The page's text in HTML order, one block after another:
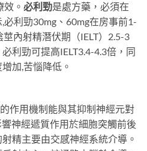
。 必利勁是處方藥，必須在
利勁30mg、60mg在房事前1-
內射精潛伏期（IELT）2.5-3
利勁可提高IELT3.4-4.3倍，同
加,苦惱降低。
作用機制能與其抑制神經元對
神經遞質作用於細胞突觸前後
精主要由交感神經系統介導。